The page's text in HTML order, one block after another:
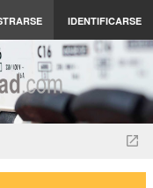
IDENTIFICARSE